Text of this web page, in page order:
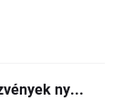
ny...